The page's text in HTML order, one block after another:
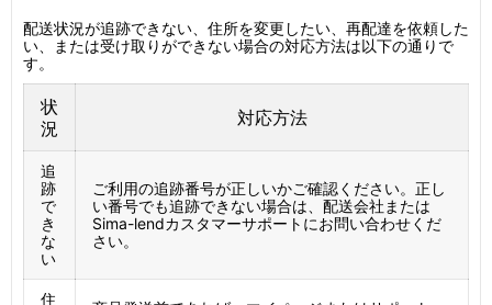
配送状況が追跡できない、住所を変更したい、再配達を依頼した
い、または受け取りができない場合の対応方法は以下の通りで
す。
状
況
対応方法
追
跡
で
き
な
い
ご利用の追跡番号が正しいかご確認ください。正し
い番号でも追跡できない場合は、配送会社または
Sima-lendカスタマーサポートにお問い合わせくだ
さい。
住